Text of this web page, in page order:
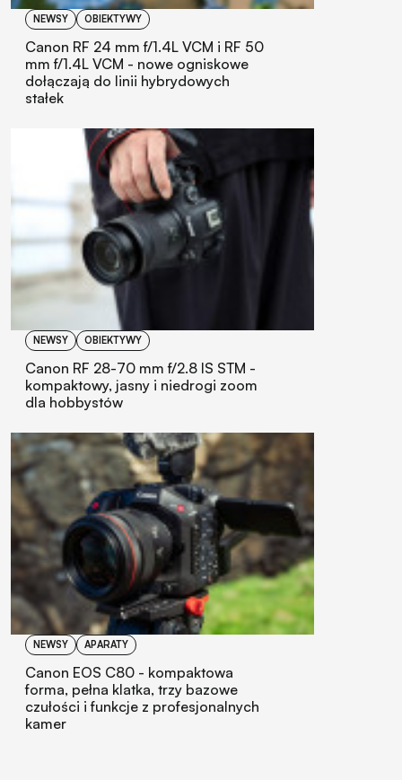
NEWSY OBIEKTYWY
Canon RF 24 mm f/1.4L VCM i RF 50
mm f/1.4L VCM - nowe ogniskowe
dołączają do linii hybrydowych
stałek
NEWSY OBIEKTYWY
Canon RF 28-70 mm f/2.8 IS STM -
kompaktowy, jasny i niedrogi zoom
dla hobbystów
NEWSY APARATY
Canon EOS C80 - kompaktowa
forma, pełna klatka, trzy bazowe
czułości i funkcje z profesjonalnych
kamer